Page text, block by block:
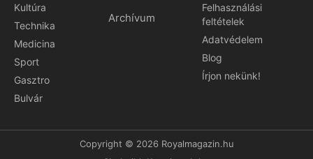
Kultúra
Technika
Medicina
Sport
Gasztro
Bulvár
Archívum
Felhasználási
feltételek
Adatvédelem
Blog
Írjon nekünk!
Copyright © 2026 Royalmagazin.hu